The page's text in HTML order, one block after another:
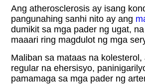
Ang atherosclerosis ay isang
pangunahing sanhi nito ay ang
dumikit sa mga pader ng ugat,
maaari ring magdulot ng mga
Maliban sa mataas na
regular na ehersisyo,
pamamaga sa mga pader ng